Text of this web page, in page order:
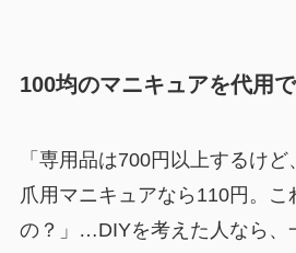
100均のマニキュアを代用
「専用品は700円以上するけ
爪用マニキュアなら110円。こ
の？」…DIYを考えた人なら、